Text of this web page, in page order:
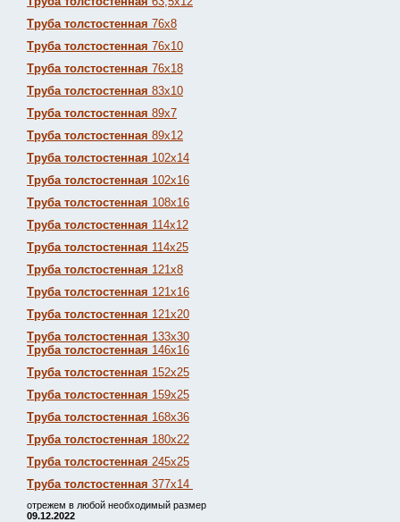
Труба толстостенная 76х8
Труба толстостенная 76х10
Труба толстостенная 76х18
Труба толстостенная 83х10
Труба толстостенная 89х7
Труба толстостенная 89х12
Труба толстостенная 102х14
Труба толстостенная 102х16
Труба толстостенная 108х16
Труба толстостенная 114х12
Труба толстостенная 114х25
Труба толстостенная 121х8
Труба толстостенная 121х16
Труба толстостенная 121х20
Труба толстостенная 133х30
Труба толстостенная 146х16
Труба толстостенная 152х25
Труба толстостенная 159х25
Труба толстостенная 168х36
Труба толстостенная 180х22
Труба толстостенная 245х25
Труба толстостенная 377х14
отрежем в любой необходимый размер
09.12.2022